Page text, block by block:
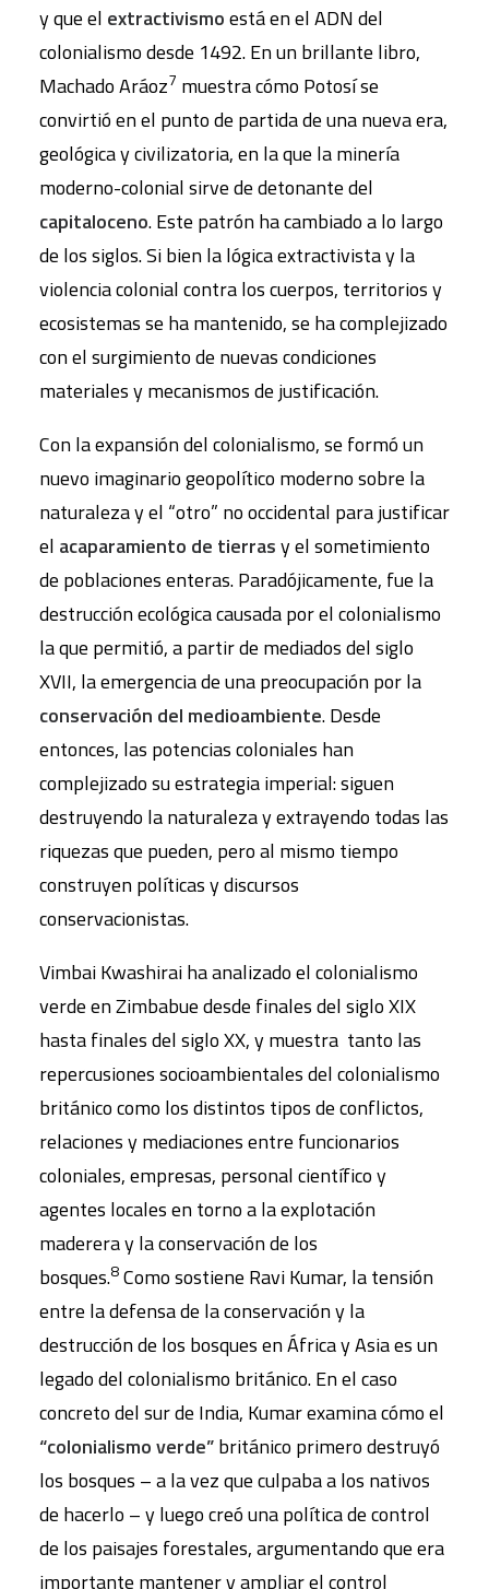
y que el extractivismoestá en el ADN del
colonialismo desde 1492. En un brillante libro,
Machado Aráoz7 muestra cómo Potosí se
convirtió en el punto de partida de una nueva era,
geológica y civilizatoria, en la que la minería
moderno-colonial sirve de detonante del
capitaloceno. Este patrón ha cambiado a lo largo
de los siglos. Si bien la lógica extractivista y la
violencia colonial contra los cuerpos, territorios y
ecosistemas se ha mantenido, se ha complejizado
con el surgimiento de nuevas condiciones
materiales y mecanismos de justificación.
Con la expansión del colonialismo, se formó un
nuevo imaginario geopolítico moderno sobre la
naturaleza y el “otro” no occidental para justificar
el acaparamiento de tierrasy el sometimiento
de poblaciones enteras. Paradójicamente, fue la
destrucción ecológica causada por el colonialismo
la que permitió, a partir de mediados del siglo
XVII, la emergencia de una preocupación por la
conservación del medioambiente. Desde
entonces, las potencias coloniales han
complejizado su estrategia imperial: siguen
destruyendo la naturaleza y extrayendo todas las
riquezas que pueden, pero al mismo tiempo
construyen políticas y discursos
conservacionistas.
Vimbai Kwashirai ha analizado el colonialismo
verde en Zimbabue desde finales del siglo XIX
hasta finales del siglo XX, y muestra tanto las
repercusiones socioambientales del colonialismo
británico como los distintos tipos de conflictos,
relaciones y mediaciones entre funcionarios
coloniales, empresas, personal científico y
agentes locales en torno a la explotación
maderera y la conservación de los
bosques.8 Como sostiene Ravi Kumar, la tensión
entre la defensa de la conservación y la
destrucción de los bosques en África y Asia es un
legado del colonialismo británico. En el caso
concreto del sur de India, Kumar examina cómo el
“colonialismo verde”británico primero destruyó
los bosques – a la vez que culpaba a los nativos
de hacerlo – y luego creó una política de control
de los paisajes forestales, argumentando que era
importante mantener y ampliar el control